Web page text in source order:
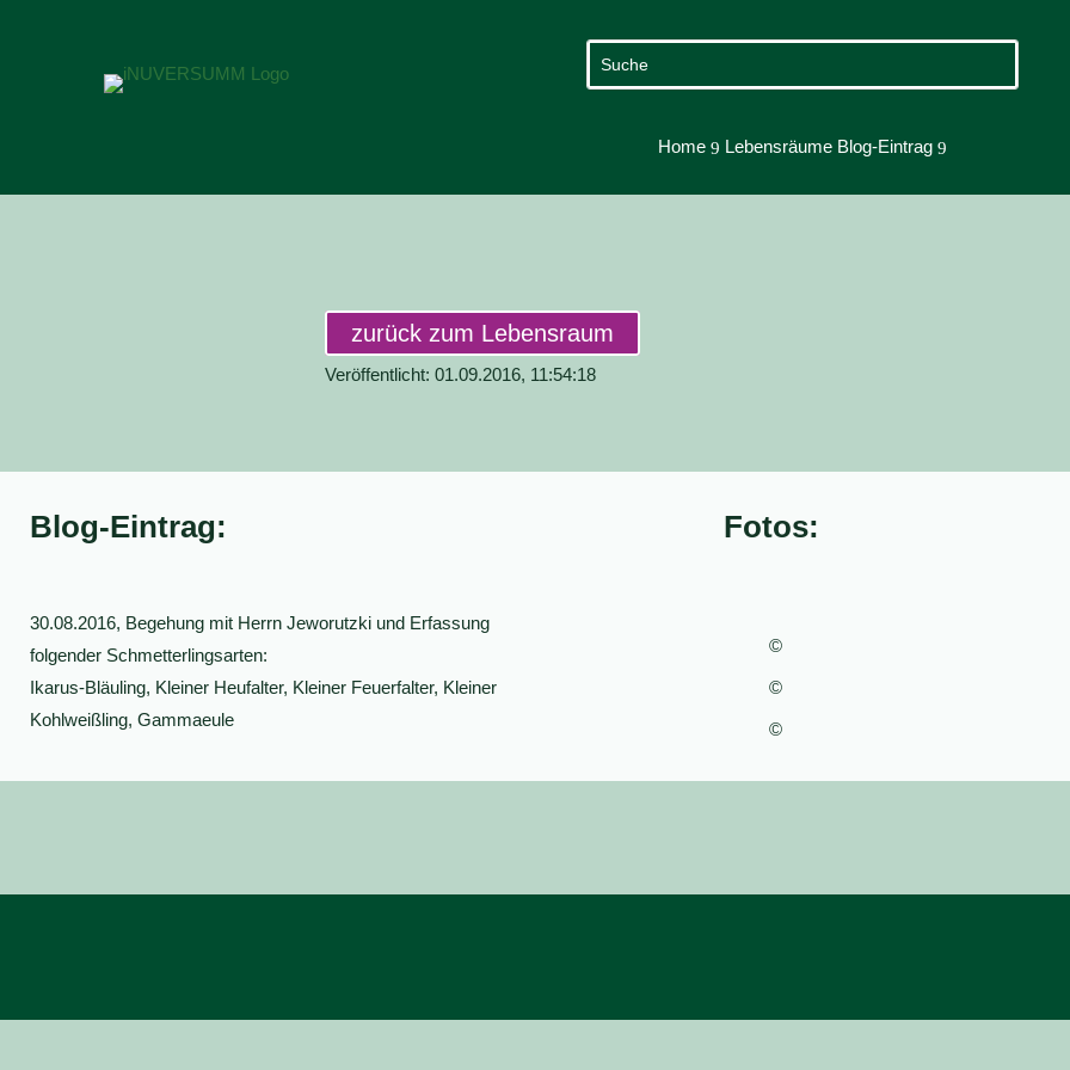
Home 9 Lebensräume Blog-Eintrag 9
zurück zum Lebensraum
Veröffentlicht: 01.09.2016, 11:54:18
Blog-Eintrag:
30.08.2016, Begehung mit Herrn Jeworutzki und Erfassung
folgender Schmetterlingsarten:
Ikarus-Bläuling, Kleiner Heufalter, Kleiner Feuerfalter, Kleiner
Kohlweißling, Gammaeule
Fotos:
©
©
©